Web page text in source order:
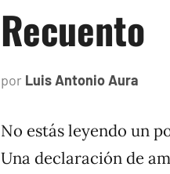
Recuento
por Luis Antonio Aura
1996
No estás leyendo un
Una declaración de